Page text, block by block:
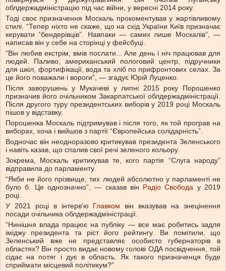
облдержадміністрацію під час війни, у вересні 2014 року.
Тоді своє призначення Москаль прокоментував у жартівливому
стилі. “Тепер ніхто не скаже, що на схід України Київ призначає
керувати “бендерівців”. Навпаки — самих лише Москалів”, —
написав він у себе на сторінці у фейсбуці.
“Він любив екстрім, вмів послати... Але день і ніч працював для
людей. Паливо, американський пологовий центр, підручники
для шкіл, фортифікації, вода та хліб по прифронтових селах. За
це його поважали і вороги”, — згадує Юрій Луценко.
Після заворушень у Мукачеві у липні 2015 року Порошенко
призначив його очільником Закарпатської облдержадміністрації.
Після другого туру президентських виборів у 2019 році Москаль
пішов у відставку.
Порошенка Москаль підтримував і після того, як той програв на
виборах, хоча і вийшов з партії “Європейська солідарність”.
Водночас він неодноразово критикував президента Зеленського
і навіть казав, що спалив свої речі зеленого кольору.
Зокрема, Москаль критикував те, кого партія “Слуга народу”
відправила до парламенту.
“Якби не його прізвище, тих людей абсолютно у парламенті не
було б. Це однозначно”, — сказав він Радіо Свобода у 2019
році.
У 2021 році в інтерв'ю Главком він вказував на знецінення
посади очільника облдержадміністрації.
“Нинішня влада працює на публіку — все має робитись задля
іміджу президента та ріст його рейтингу. Ви помітили, що
Зеленський вже не представляє особисто губернаторів в
областях? Він просто видає новому голові ОДА посвідчення, той
сідає на потяг і дує в область. Як такого призначенця буде
сприймати місцевий політикум?”